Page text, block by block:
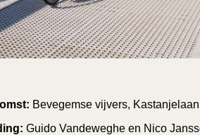
Bevegemse vijvers,
Guido Vandeweghe en Nico